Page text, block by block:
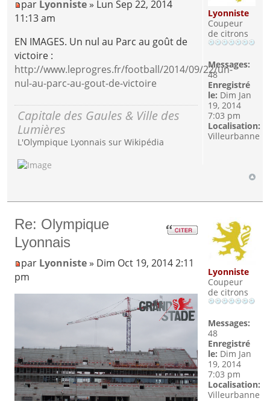
par Lyonniste » Lun Sep 22, 2014
11:13 am
EN IMAGES. Un nul au Parc au goût de
victoire :
http://www.leprogres.fr/football/2014/09/22/un-
nul-au-parc-au-gout-de-victoire
Capitale des Gaules & Ville des
Lumières
L'Olympique Lyonnais sur Wikipédia
Lyonniste
Coupeur
de citrons
Messages:
48
Enregistré
le: Dim Jan
19, 2014
7:03 pm
Localisation:
Villeurbanne
Re: Olympique
Lyonnais
par Lyonniste» Dim Oct 19, 2014 2:11
pm
Lyonniste
Coupeur
de citrons
Messages:
48
Enregistré
le: Dim Jan
19, 2014
7:03 pm
Localisation:
Villeurbanne